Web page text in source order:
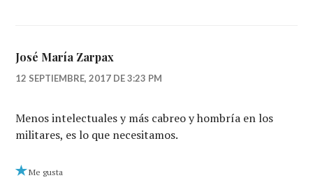
José María Zarpax
12 SEPTIEMBRE, 2017 DE 3:23 PM
Menos intelectuales y más cabreo y hombría en los
militares, es lo que necesitamos.
Me gusta